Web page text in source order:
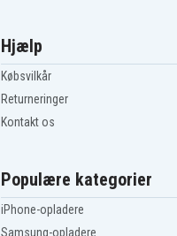
Hjælp
Købsvilkår
Returneringer
Kontakt os
Populære kategorier
iPhone-opladere
Samsung-opladere